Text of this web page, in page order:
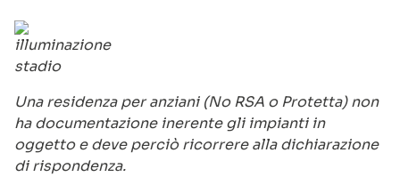
Una residenza per anziani (No RSA o Protetta) non
ha documentazione inerente gli impianti in
oggetto e deve perciò ricorrere alla dichiarazione
di rispondenza.